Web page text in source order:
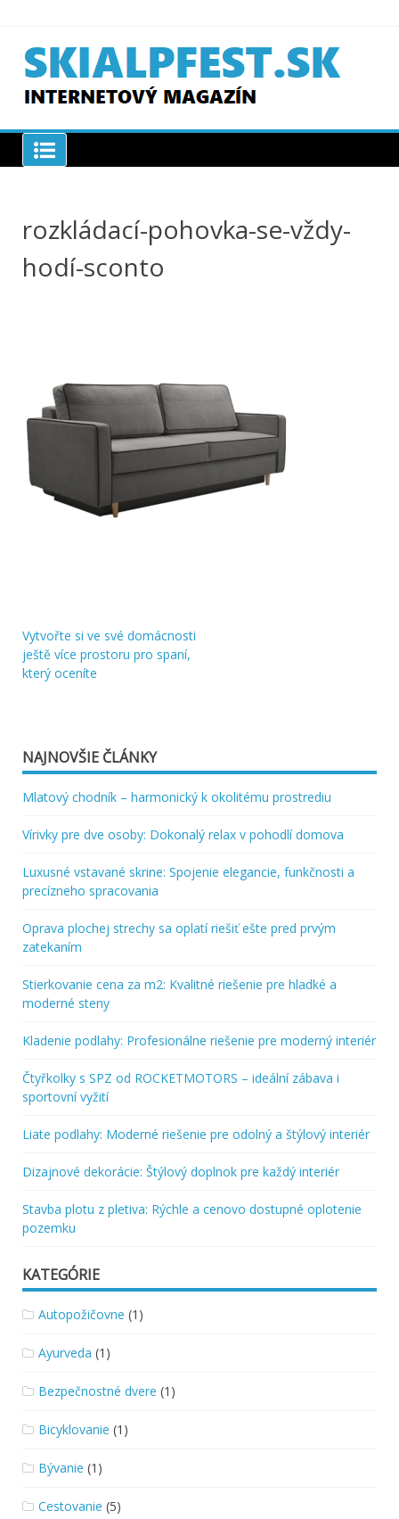
content
SKIAPLFEST.SK
rozkládací-pohovka-se-vždy-
hodí-sconto
Navigácia
v
Vytvořte si ve své domácnosti
ještě více prostoru pro spaní,
který oceníte
NAJNOVŠIE ČLÁNKY
Mlatový chodník – harmonický k okolitému prostrediu
Vírivky pre dve osoby: Dokonalý relax v pohodlí domova
Luxusné vstavané skrine: Spojenie elegancie, funkčnosti a
precízneho spracovania
Oprava plochej strechy sa oplatí riešiť ešte pred prvým
zatekaním
Stierkovanie cena za m2: Kvalitné riešenie pre hladké a
moderné steny
Kladenie podlahy: Profesionálne riešenie pre moderný interiér
Čtyřkolky s SPZ od ROCKETMOTORS – ideální zábava i
sportovní vyžití
Liate podlahy: Moderné riešenie pre odolný a štýlový interiér
Dizajnové dekorácie: Štýlový doplnok pre každý interiér
Stavba plotu z pletiva: Rýchle a cenovo dostupné oplotenie
pozemku
KATEGÓRIE
Autopožičovne (1)
Ayurveda (1)
Bezpečnostné dvere (1)
Bicyklovanie (1)
Bývanie (1)
Cestovanie (5)